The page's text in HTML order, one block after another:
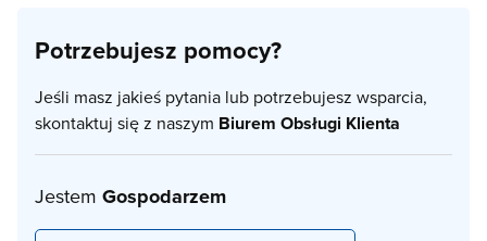
Potrzebujesz pomocy?
Jeśli masz jakieś pytania lub potrzebujesz wsparcia,
skontaktuj się z naszym Biurem Obsługi Klienta
Jestem Gospodarzem